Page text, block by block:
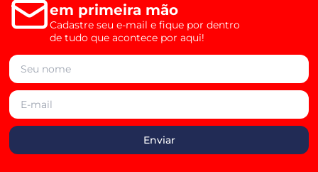
em primeira mão
Cadastre seu e-mail e fique por dentro
de tudo que acontece por aqui!